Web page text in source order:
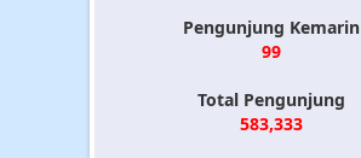
Pengunjung Kemarin
99
Total Pengunjung
583,333